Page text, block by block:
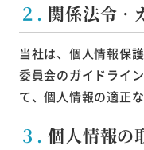
２. 関係法令・
当社は、個人情報保
委員会のガイドライ
て、個人情報の適正
３. 個人情報の